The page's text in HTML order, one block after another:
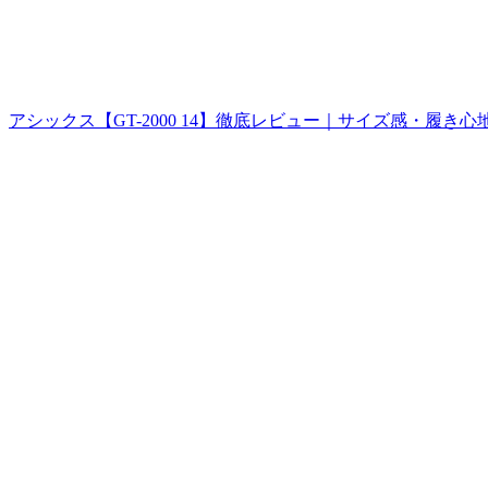
アシックス【GT-2000 14】徹底レビュー｜サイズ感・履き心